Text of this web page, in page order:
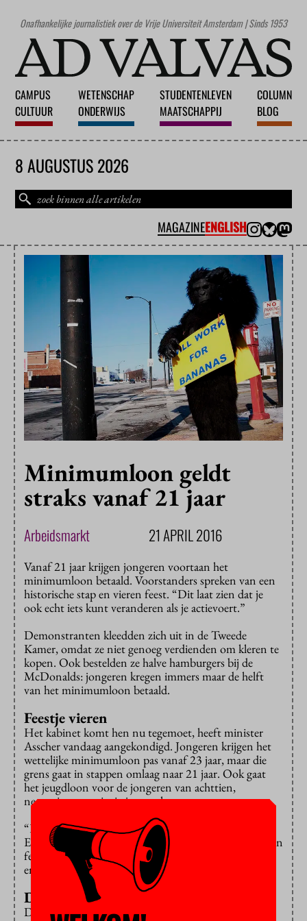
Onafhankelijke journalistiek over de Vrije Universiteit Amsterdam | Sinds 1953
CAMPUS
CULTUUR
WETENSCHAP
ONDERWIJS
STUDENTENLEVEN
MAATSCHAPPIJ
COLUMN
BLOG
8 AUGUSTUS 2026
MAGAZINEENGLISH
Minimumloon geldt
straks vanaf 21 jaar
Arbeidsmarkt 21 APRIL 2016
Vanaf 21 jaar krijgen jongeren voortaan het
minimumloon betaald. Voorstanders spreken van een
historische stap en vieren feest. “Dit laat zien dat je
ook echt iets kunt veranderen als je actievoert.”
Demonstranten kleedden zich uit in de Tweede
Kamer, omdat ze niet genoeg verdienden om kleren te
kopen. Ook bestelden ze halve hamburgers bij de
McDonalds: jongeren kregen immers maar de helft
van het minimumloon betaald.
Feestje vieren
Het kabinet komt hen nu tegemoet, heeft minister
Asscher vandaag aangekondigd. Jongeren krijgen het
wettelijke minimumloon pas vanaf 23 jaar, maar die
grens gaat in stappen omlaag naar 21 jaar. Ook gaat
het jeugdloon voor de jongeren van achttien,
negentien en twintig jaar omhoog.
“Het is 1 mei Dag van de Arbeid”, zegt een tevreden
Esther Crabbendam van FNV Jong. “Dan gaan we een
feestje vieren. Het laat zien dat je iets kan veranderen
en dat het helpt om met zijn allen actie te voeren.”
Duurdere jongeren
De leeftijdsgrens van 23 jaar is decennialang